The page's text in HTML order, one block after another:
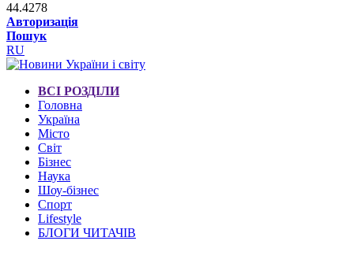
44.4278
Авторизація
Пошук
RU
ВСІ РОЗДІЛИ
Головна
Україна
Місто
Світ
Бізнес
Наука
Шоу-бізнес
Спорт
Lifestyle
БЛОГИ ЧИТАЧІВ